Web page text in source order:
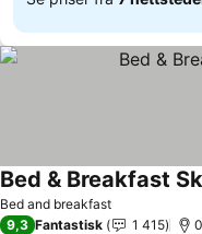
Bed and breakfast
Bed & Breakfast
9,3 Fantastisk 1 415